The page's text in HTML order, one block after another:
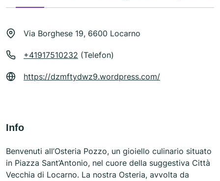
Via Borghese 19, 6600 Locarno
+41917510232 (Telefon)
https://dzmftydwz9.wordpress.com/
Info
Benvenuti all’Osteria Pozzo, un gioiello culinario situato
in Piazza Sant’Antonio, nel cuore della suggestiva Città
Vecchia di Locarno. La nostra Osteria, avvolta da